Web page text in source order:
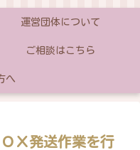
運営団体について
ご相談はこちら
へ
Ｘ発送作業を行